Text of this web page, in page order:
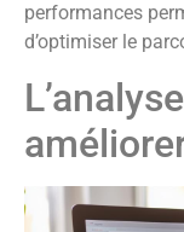
performances
d’optimiser le